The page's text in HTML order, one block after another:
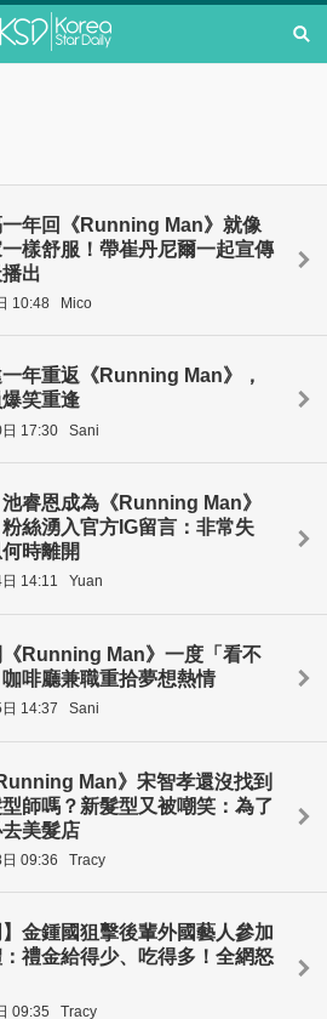
年回《Running Man》就像
樣舒服！帶崔丹尼爾一起宣傳
出
10:48 Mico
年重返《Running Man》，
笑重逢
17:30 Sani
睿恩成為《Running Man》
絲湧入官方IG留言：非常失
時離開
14:11 Yuan
Running Man》一度「看不
啡廳兼職重拾夢想熱情
14:37 Sani
Man》宋智孝還沒找到
師嗎？新髮型又被嘲笑：為了
美髮店
09:36 Tracy
】金鍾國狙擊後輩外國藝人參加
禮金給得少、吃得多！全網怒
09:35 Tracy